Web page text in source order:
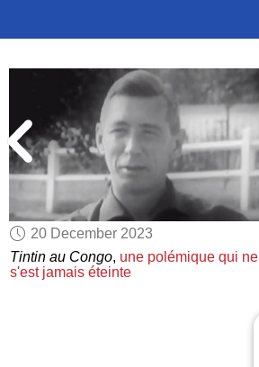
20 December 2023
Tintin au Congo, une polémique qui ne
s'est jamais éteinte